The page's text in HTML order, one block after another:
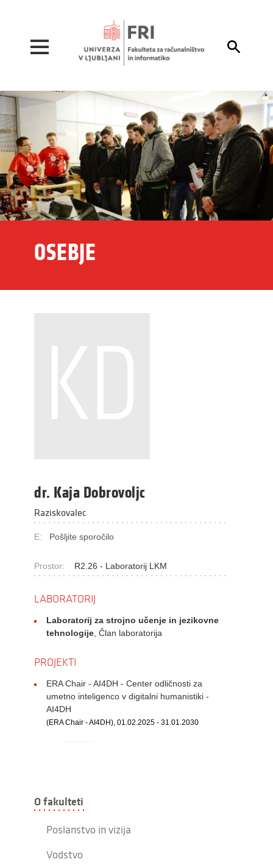

OSEBJE
dr. Kaja Dobrovoljc
Raziskovalec
E: Pošljite sporočilo
Prostor: R2.26 - Laboratorij LKM
LABORATORIJ
Laboratorij za strojno učenje in jezikovne
tehnologije , Član laboratorija
PROJEKTI
ERA Chair - AI4DH - Center odličnosti za
umetno inteligenco v digitalni humanistiki -
AI4DH
(ERA Chair - AI4DH), 01.02.2025 - 31.01.2030
O fakulteti
Poslanstvo in vizija
Vodstvo